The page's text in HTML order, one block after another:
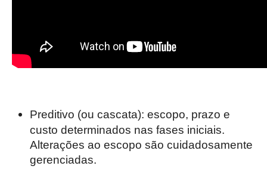
Preditivo (ou cascata): escopo, prazo e
custo determinados nas fases iniciais.
Alterações ao escopo são cuidadosamente
gerenciadas.